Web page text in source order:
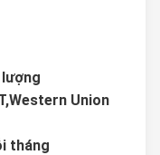
Union
tháng